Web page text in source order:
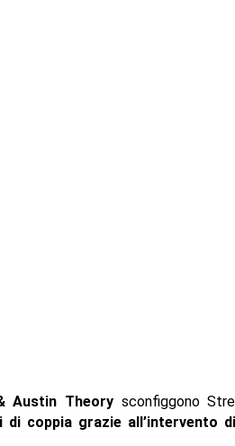
Austin Theorysconfiggono
coppia grazie all’intervento